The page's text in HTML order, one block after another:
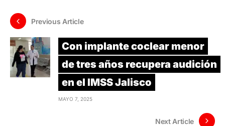
Previous Article
Con implante coclear menor
de tres años recupera audición
en el IMSS Jalisco
MAYO 7, 2025
Next Article